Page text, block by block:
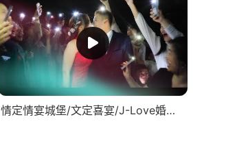
情定情宴城堡/文定喜宴/J-Love婚攝團隊